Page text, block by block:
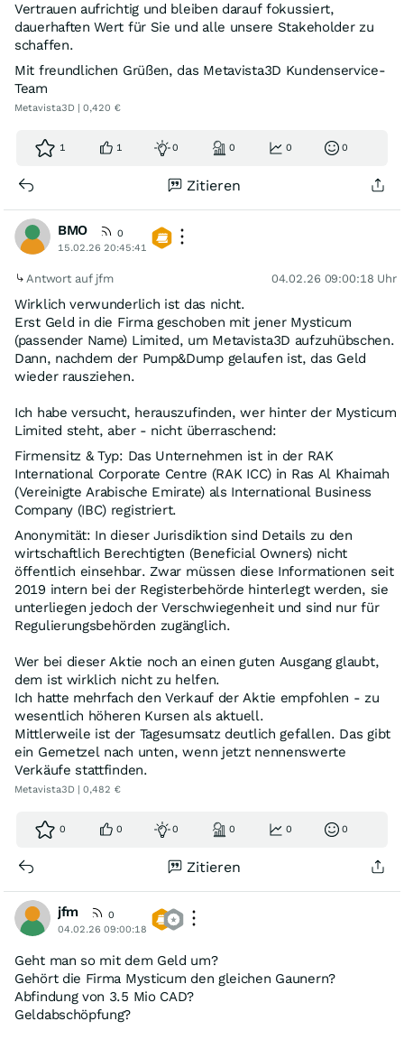
Vertrauen aufrichtig und bleiben darauf fokussiert,
dauerhaften Wert für Sie und alle unsere Stakeholder zu
schaffen.
Mit freundlichen Grüßen, das Metavista3D Kundenservice-
Team
Metavista3D | 0,420 €
1 1 0 0 0 0
Zitieren
BMO
0
15.02.26 20:45:41
Antwort auf jfm 04.02.26 09:00:18 Uhr
Wirklich verwunderlich ist das nicht.
Erst Geld in die Firma geschoben mit jener Mysticum
(passender Name) Limited, um Metavista3D aufzuhübschen.
Dann, nachdem der Pump&Dump gelaufen ist, das Geld
wieder rausziehen.
Ich habe versucht, herauszufinden, wer hinter der Mysticum
Limited steht, aber - nicht überraschend:
Firmensitz & Typ: Das Unternehmen ist in der RAK
International Corporate Centre (RAK ICC) in Ras Al Khaimah
(Vereinigte Arabische Emirate) als International Business
Company (IBC) registriert.
Anonymität: In dieser Jurisdiktion sind Details zu den
wirtschaftlich Berechtigten (Beneficial Owners) nicht
öffentlich einsehbar. Zwar müssen diese Informationen seit
2019 intern bei der Registerbehörde hinterlegt werden, sie
unterliegen jedoch der Verschwiegenheit und sind nur für
Regulierungsbehörden zugänglich.
Wer bei dieser Aktie noch an einen guten Ausgang glaubt,
dem ist wirklich nicht zu helfen.
Ich hatte mehrfach den Verkauf der Aktie empfohlen - zu
wesentlich höheren Kursen als aktuell.
Mittlerweile ist der Tagesumsatz deutlich gefallen. Das gibt
ein Gemetzel nach unten, wenn jetzt nennenswerte
Verkäufe stattfinden.
Metavista3D | 0,482 €
0 0 0 0 0 0
Zitieren
jfm
0
04.02.26 09:00:18
Geht man so mit dem Geld um?
Gehört die Firma Mysticum den gleichen Gaunern?
Abfindung von 3.5 Mio CAD?
Geldabschöpfung?